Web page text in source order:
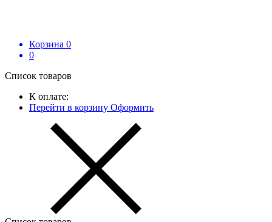
Корзина 0
0
Список товаров
К оплате:
Перейти в корзину Оформить